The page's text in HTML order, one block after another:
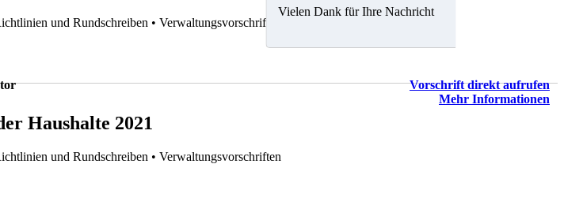
und Rundschreiben • Verwaltungsvorschriften
Vorschrift direkt aufrufen
Mehr Informationen
Haushalte 2021
und Rundschreiben • Verwaltungsvorschriften
Vielen Dank für Ihre Nachricht